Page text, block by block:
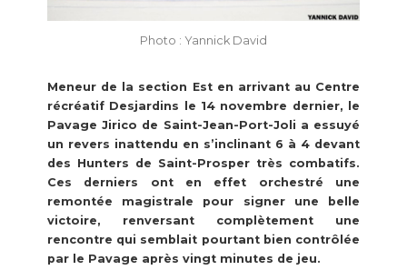
Photo : Yannick David
Meneur de la section Est en arrivant au Centre
récréatif Desjardins le 14 novembre dernier, le
Pavage Jirico de Saint-Jean-Port-Joli a essuyé
un revers inattendu en s’inclinant 6 à 4 devant
des Hunters de Saint-Prosper très combatifs.
Ces derniers ont en effet orchestré une
remontée magistrale pour signer une belle
victoire, renversant complètement une
rencontre qui semblait pourtant bien contrôlée
par le Pavage après vingt minutes de jeu.